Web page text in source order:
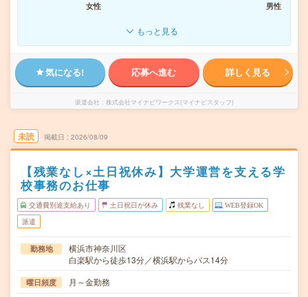
女性
男性
もっと見る
気になる! 応募へ進む 詳しく見る
派遣会社 株式会社マイナビワークス(マイナビスタッフ)
未読 掲載日 2026/08/09
【残業なし×土日祝休み】大学運営を支える学
校事務のお仕事
交通費別途支給あり 土日祝日が休み 残業なし WEB登録OK
派遣
勤務地
横浜市神奈川区
白楽駅から徒歩13分／横浜駅からバス14分
曜日頻度 月～金勤務